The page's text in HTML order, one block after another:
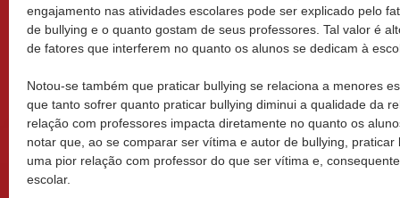
engajamento nas atividades escolares pode ser explicado pelo
de bullying e o quanto gostam de seus professores. Tal valor é
de fatores que interferem no quanto os alunos se dedicam à
Notou-se também que praticar bullying se relaciona a menores
que tanto sofrer quanto praticar bullying diminui a qualidade da
relação com professores impacta diretamente no quanto os
notar que, ao se comparar ser vítima e autor de bullying,
uma pior relação com professor do que ser vítima e,
escolar.